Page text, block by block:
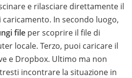
e rilasciare direttamente il
In secondo luogo,
file per scoprire il file di
locale. Terzo, puoi caricare il
e Dropbox. Ultimo ma non
incontrare la situazione in